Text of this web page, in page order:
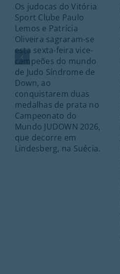
Os judocas do Vitória
Sport Clube Paulo
Lemos e Patrícia
Oliveira sagraram-se
esta sexta-feira vice-
campeões do mundo
de Judo Síndrome de
Down, ao
conquistarem duas
medalhas de prata no
Campeonato do
Mundo JUDOWN 2026,
que decorre em
Lindesberg, na Suécia.